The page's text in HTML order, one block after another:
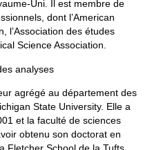
Uni. Il est membre de
dont l’American
l’Association des études
Science Association.
analyses
agrégé au département des
State University. Elle a
et la faculté de sciences
obtenu son doctorat en